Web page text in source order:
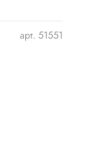
арт. 51551